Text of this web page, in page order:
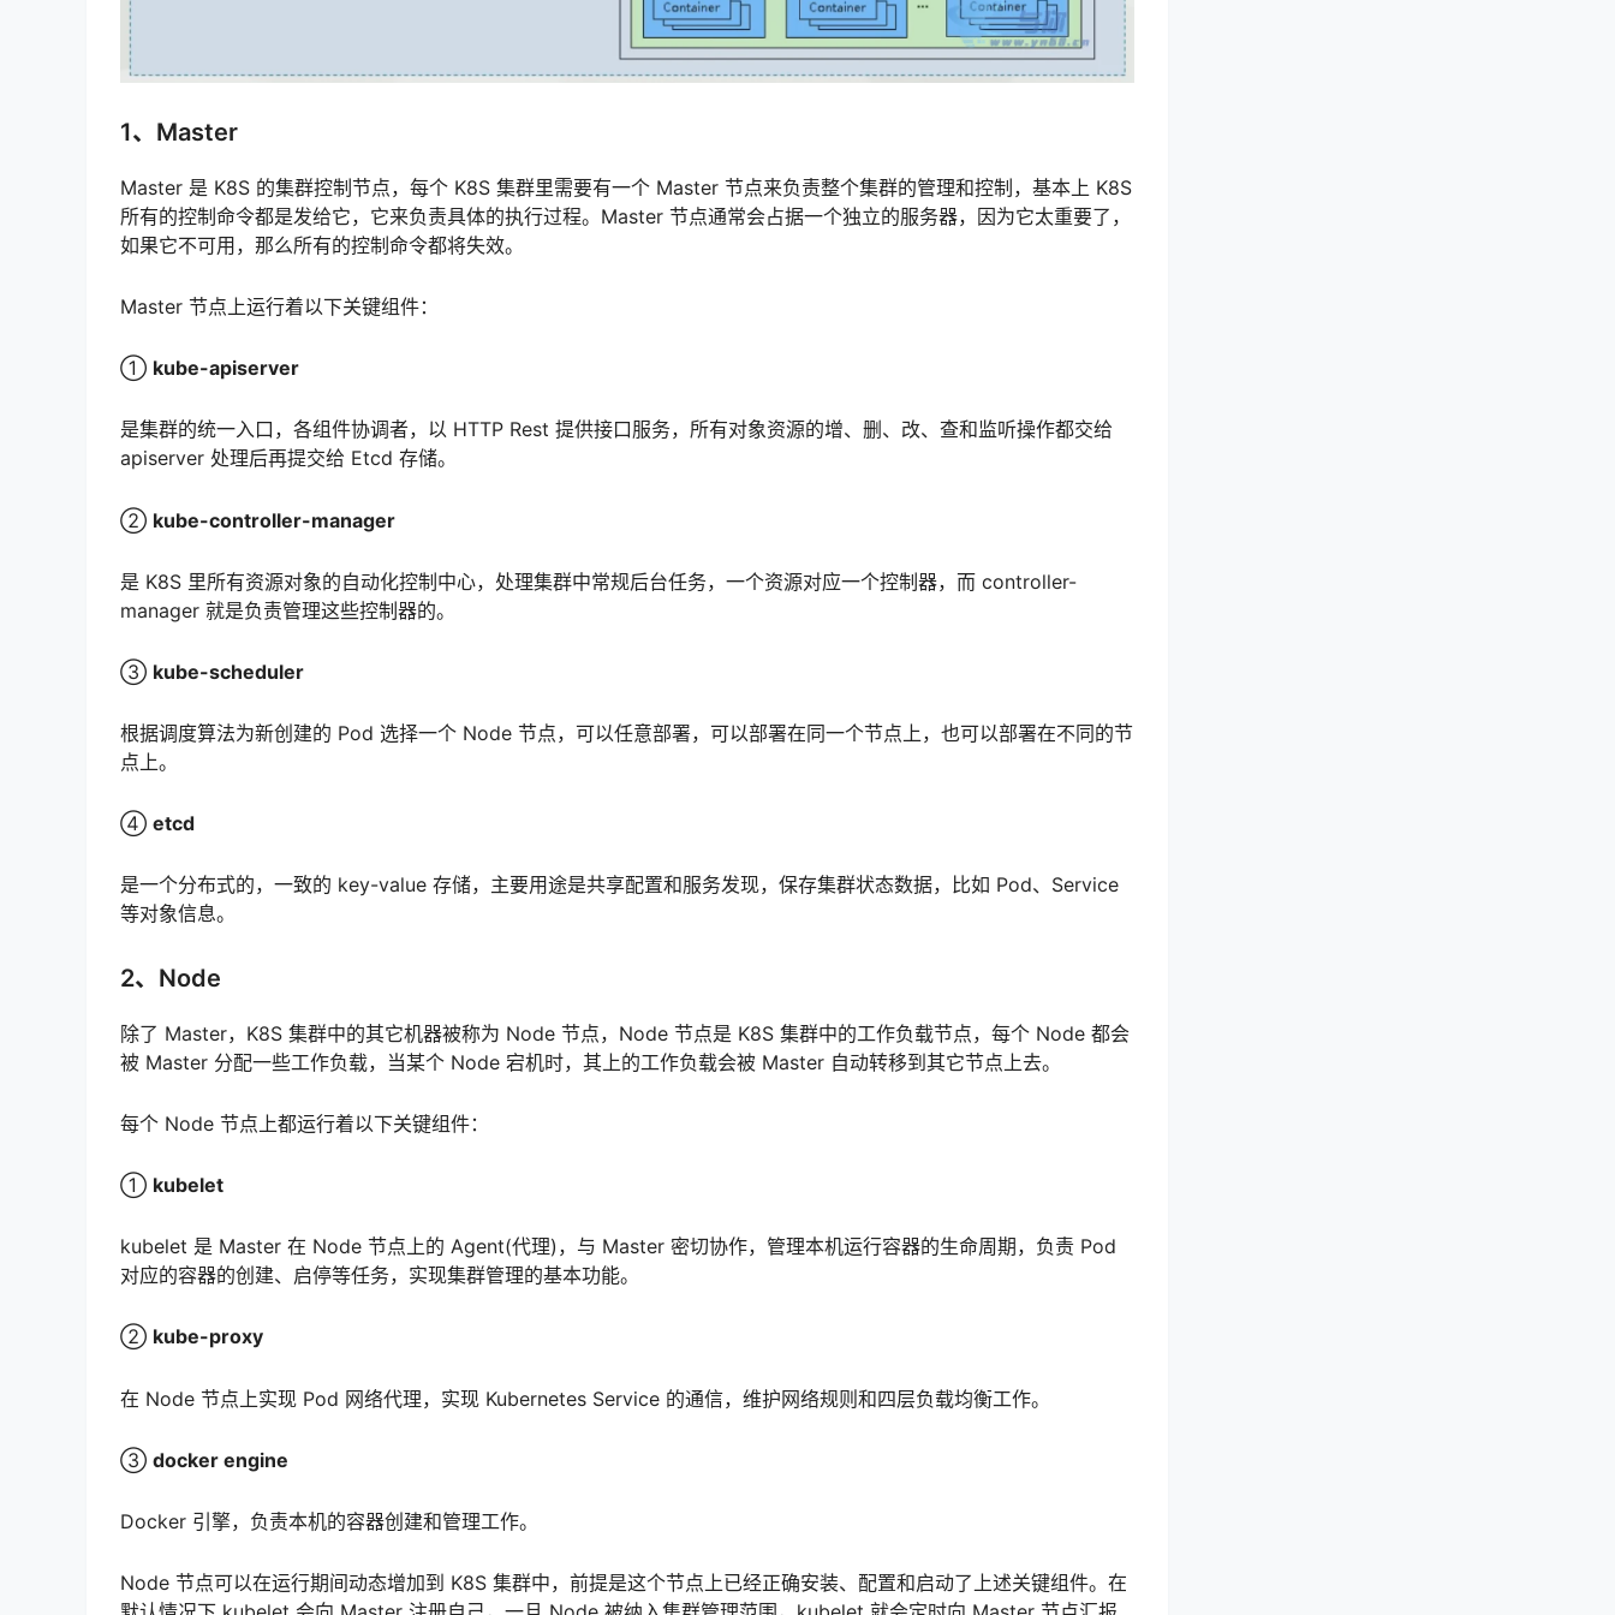
1、Master
Master 是 K8S 的集群控制节点，每个 K8S 集群里需要有一个 Master 节点来负责整个集群的管理和控制，基本上 K8S
所有的控制命令都是发给它，它来负责具体的执行过程。Master 节点通常会占据一个独立的服务器，因为它太重要了，
如果它不可用，那么所有的控制命令都将失效。
Master 节点上运行着以下关键组件：
① kube-apiserver
是集群的统一入口，各组件协调者，以 HTTP Rest 提供接口服务，所有对象资源的增、删、改、查和监听操作都交给
apiserver 处理后再提交给 Etcd 存储。
② kube-controller-manager
是 K8S 里所有资源对象的自动化控制中心，处理集群中常规后台任务，一个资源对应一个控制器，而 controller-
manager 就是负责管理这些控制器的。
③ kube-scheduler
根据调度算法为新创建的 Pod 选择一个 Node 节点，可以任意部署，可以部署在同一个节点上，也可以部署在不同的节
点上。
④ etcd
是一个分布式的，一致的 key-value 存储，主要用途是共享配置和服务发现，保存集群状态数据，比如 Pod、Service
等对象信息。
2、Node
除了 Master，K8S 集群中的其它机器被称为 Node 节点，Node 节点是 K8S 集群中的工作负载节点，每个 Node 都会
被 Master 分配一些工作负载，当某个 Node 宕机时，其上的工作负载会被 Master 自动转移到其它节点上去。
每个 Node 节点上都运行着以下关键组件：
① kubelet
kubelet 是 Master 在 Node 节点上的 Agent(代理)，与 Master 密切协作，管理本机运行容器的生命周期，负责 Pod
对应的容器的创建、启停等任务，实现集群管理的基本功能。
② kube-proxy
在 Node 节点上实现 Pod 网络代理，实现 Kubernetes Service 的通信，维护网络规则和四层负载均衡工作。
③ docker engine
Docker 引擎，负责本机的容器创建和管理工作。
Node 节点可以在运行期间动态增加到 K8S 集群中，前提是这个节点上已经正确安装、配置和启动了上述关键组件。在